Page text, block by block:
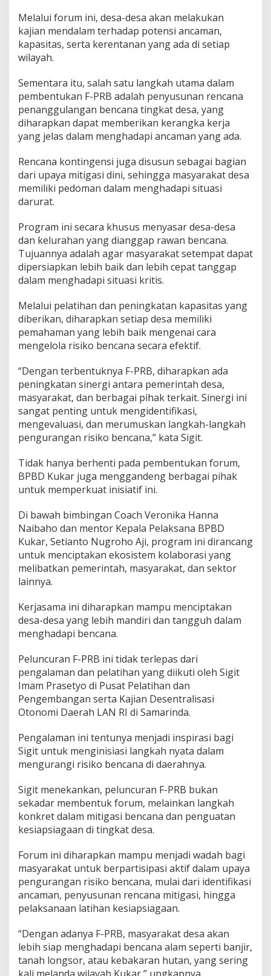
Melalui forum ini, desa-desa akan melakukan
kajian mendalam terhadap potensi ancaman,
kapasitas, serta kerentanan yang ada di setiap
wilayah.
Sementara itu, salah satu langkah utama dalam
pembentukan F-PRB adalah penyusunan rencana
penanggulangan bencana tingkat desa, yang
diharapkan dapat memberikan kerangka kerja
yang jelas dalam menghadapi ancaman yang ada.
Rencana kontingensi juga disusun sebagai bagian
dari upaya mitigasi dini, sehingga masyarakat desa
memiliki pedoman dalam menghadapi situasi
darurat.
Program ini secara khusus menyasar desa-desa
dan kelurahan yang dianggap rawan bencana.
Tujuannya adalah agar masyarakat setempat dapat
dipersiapkan lebih baik dan lebih cepat tanggap
dalam menghadapi situasi kritis.
Melalui pelatihan dan peningkatan kapasitas yang
diberikan, diharapkan setiap desa memiliki
pemahaman yang lebih baik mengenai cara
mengelola risiko bencana secara efektif.
“Dengan terbentuknya F-PRB, diharapkan ada
peningkatan sinergi antara pemerintah desa,
masyarakat, dan berbagai pihak terkait. Sinergi ini
sangat penting untuk mengidentifikasi,
mengevaluasi, dan merumuskan langkah-langkah
pengurangan risiko bencana,” kata Sigit.
Tidak hanya berhenti pada pembentukan forum,
BPBD Kukar juga menggandeng berbagai pihak
untuk memperkuat inisiatif ini.
Di bawah bimbingan Coach Veronika Hanna
Naibaho dan mentor Kepala Pelaksana BPBD
Kukar, Setianto Nugroho Aji, program ini dirancang
untuk menciptakan ekosistem kolaborasi yang
melibatkan pemerintah, masyarakat, dan sektor
lainnya.
Kerjasama ini diharapkan mampu menciptakan
desa-desa yang lebih mandiri dan tangguh dalam
menghadapi bencana.
Peluncuran F-PRB ini tidak terlepas dari
pengalaman dan pelatihan yang diikuti oleh Sigit
Imam Prasetyo di Pusat Pelatihan dan
Pengembangan serta Kajian Desentralisasi
Otonomi Daerah LAN RI di Samarinda.
Pengalaman ini tentunya menjadi inspirasi bagi
Sigit untuk menginisiasi langkah nyata dalam
mengurangi risiko bencana di daerahnya.
Sigit menekankan, peluncuran F-PRB bukan
sekadar membentuk forum, melainkan langkah
konkret dalam mitigasi bencana dan penguatan
kesiapsiagaan di tingkat desa.
Forum ini diharapkan mampu menjadi wadah bagi
masyarakat untuk berpartisipasi aktif dalam upaya
pengurangan risiko bencana, mulai dari identifikasi
ancaman, penyusunan rencana mitigasi, hingga
pelaksanaan latihan kesiapsiagaan.
“Dengan adanya F-PRB, masyarakat desa akan
lebih siap menghadapi bencana alam seperti banjir,
tanah longsor, atau kebakaran hutan, yang sering